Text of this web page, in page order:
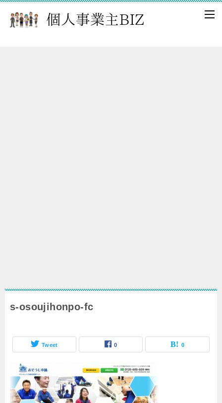
s-osoujihonpo-fc
Tweet 0 0